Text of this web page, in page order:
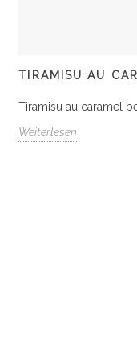
TIRAMISU AU
Tiramisu au caramel
Weiterlesen